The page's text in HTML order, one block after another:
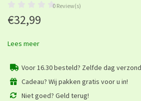
0 Review(s)
€32,99
Lees meer
Voor 16.30 besteld? Zelfde dag
Cadeau? Wij pakken gratis voor u in!
Niet goed? Geld terug!